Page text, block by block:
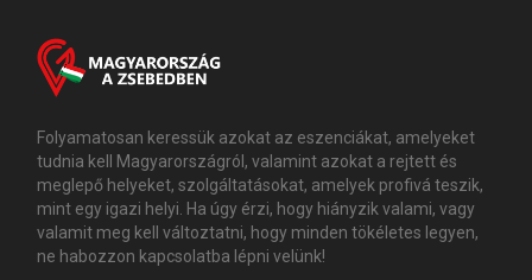
Folyamatosan keressük azokat az eszenciákat, amelyeket
tudnia kell Magyarországról, valamint azokat a rejtett és
meglepő helyeket, szolgáltatásokat, amelyek profivá teszik,
mint egy igazi helyi. Ha úgy érzi, hogy hiányzik valami, vagy
valamit meg kell változtatni, hogy minden tökéletes legyen,
ne habozzon kapcsolatba lépni velünk!